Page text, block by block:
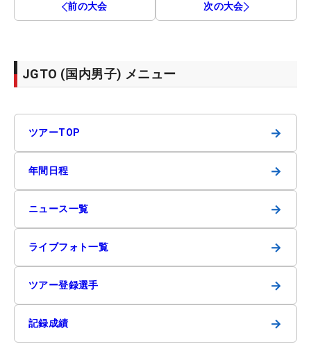
前の大会 次の大会
JGTO (国内男子) メニュー
ツアーTOP →
年間日程 →
ニュース一覧 →
ライブフォト一覧 →
ツアー登録選手 →
記録成績 →